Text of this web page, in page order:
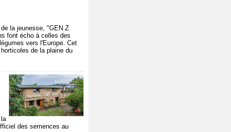
la jeunesse, "GEN Z
font écho à celles des
vers l'Europe. Cet
de la plaine du
des semences au